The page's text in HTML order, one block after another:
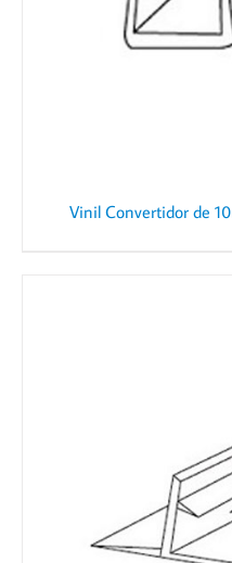
Vinil Convertidor de